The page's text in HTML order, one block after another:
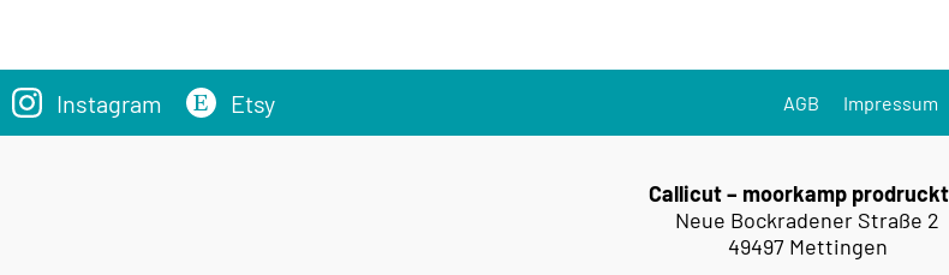
Instagram Etsy AGB Impressum
Callicut – moorkamp
Neue Bockradener Straße 2
49497 Mettingen